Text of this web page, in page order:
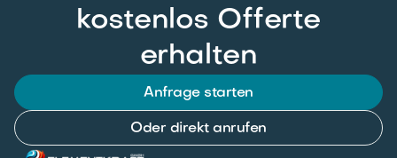
kostenlos Offerte
erhalten
Anfrage starten
Oder direkt anrufen